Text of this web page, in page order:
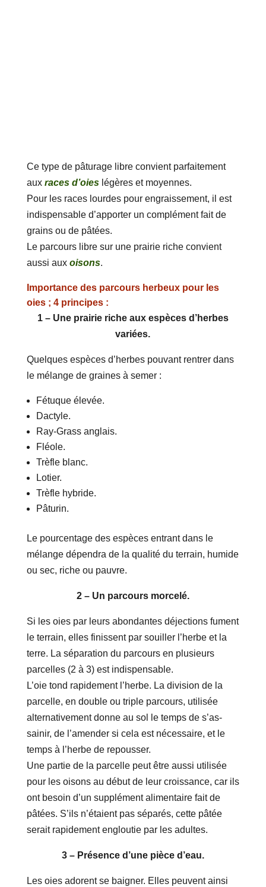
Ce type de pâturage libre convient parfaitement
aux races d’oieslégères et moyennes.
Pour les races lourdes pour engraissement, il est
indispensable d’apporter un complément fait de
grains ou de pâtées.
Le parcours libre sur une prairie riche convient
aussi aux oisons.
Importance des parcours herbeux pour les
oies ; 4 principes :
1 – Une prairie riche aux espèces d’herbes
variées.
Quelques espèces d’herbes pouvant rentrer dans
le mélange de graines à semer :
Fétuque élevée.
Dactyle.
Ray-Grass anglais.
Fléole.
Trèfle blanc.
Lotier.
Trèfle hybride.
Pâturin.
Le pourcentage des espèces entrant dans le
mélange dépendra de la qualité du terrain, humide
ou sec, riche ou pauvre.
2 – Un parcours morcelé.
Si les oies par leurs abondantes déjections fument
le terrain, elles finissent par souiller l’herbe et la
terre. La séparation du parcours en plusieurs
parcelles (2 à 3) est indispensable.
L’oie tond rapidement l’herbe. La division de la
parcelle, en double ou triple parcours, utilisée
alternativement donne au sol le temps de s’as­
sainir, de l’amender si cela est nécessaire, et le
temps à l’herbe de repousser.
Une partie de la parcelle peut être aussi utilisée
pour les oisons au début de leur croissance, car ils
ont besoin d’un supplément alimentaire fait de
pâtées. S’ils n’étaient pas séparés, cette pâtée
serait rapidement engloutie par les adultes.
3 – Présence d’une pièce d’eau.
Les oies adorent se baigner. Elles peuvent ainsi